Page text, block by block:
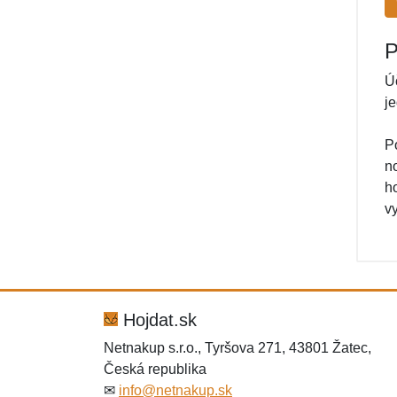
Hojdat.sk
Netnakup s.r.o., Tyršova 271, 43801 Žatec,
Česká republika
✉ info@netnakup.sk